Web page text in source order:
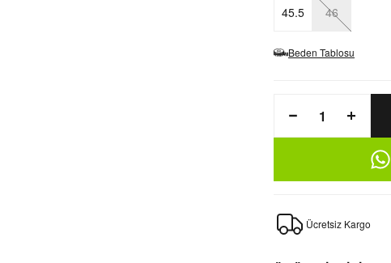
45.5 46
Beden Tablosu
Ücretsiz Kargo